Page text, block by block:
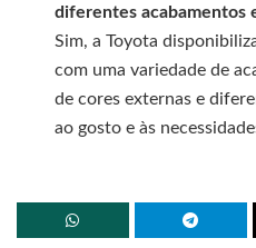
diferentes acabamentos
Sim, a Toyota
com uma variedade de
de cores externas e
ao gosto e às